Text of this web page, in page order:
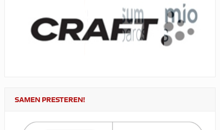
SAMEN PRESTEREN!